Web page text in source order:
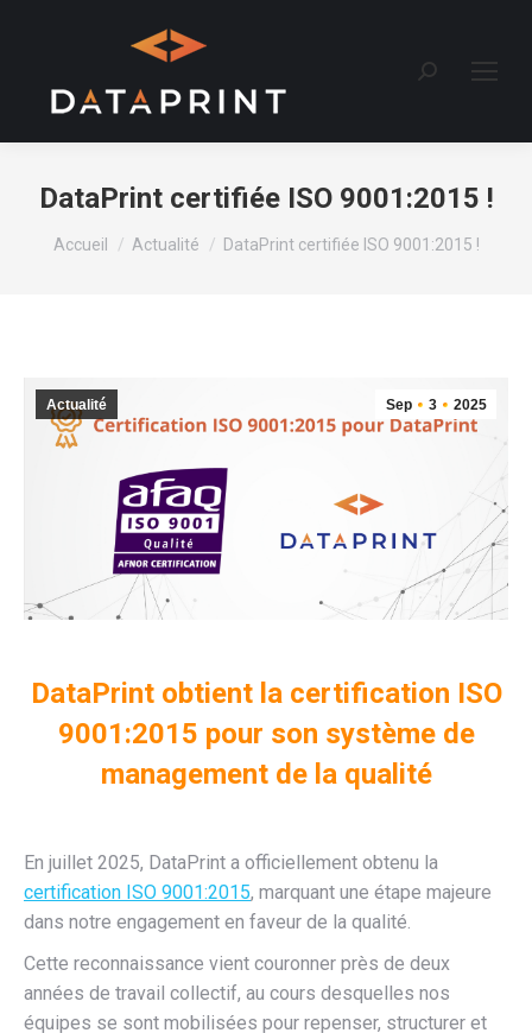
Recherche
DataPrint certifiée ISO 9001:2015 !
Vous êtes ici :
Accueil Actualité DataPrint certifiée ISO 9001:2015 !
Sep 3 2025
Actualité
DataPrint obtient la certification ISO
9001:2015 pour son système de
management de la qualité
En juillet 2025, DataPrint a officiellement obtenu la
certification ISO 9001:2015, marquant une étape majeure
dans notre engagement en faveur de la qualité.
Cette reconnaissance vient couronner près de deux
années de travail collectif, au cours desquelles nos
équipes se sont mobilisées pour repenser, structurer et